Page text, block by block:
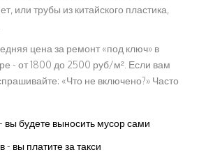
или трубы из китайского пластика,
цена за ремонт «под ключ» в
- от 1800 до 2500 руб/м². Если вам
«Что не включено?» Часто
вы будете выносить мусор сами
- вы платите за такси